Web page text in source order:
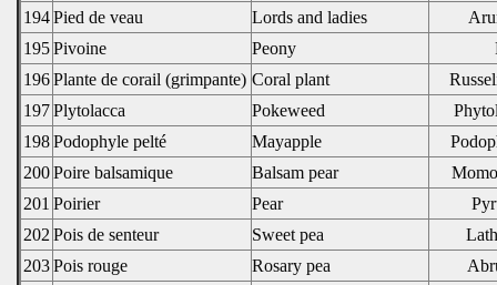
194Pied de veau Lords and ladies
195Pivoine Peony
196Plante de corail (grimpante) Coral plant
197Plytolacca Pokeweed
198Podophyle pelté Mayapple
200Poire balsamique Balsam pear
201 Poirier Pear
202 Pois de senteur Sweet pea
203Pois rouge Rosary pea